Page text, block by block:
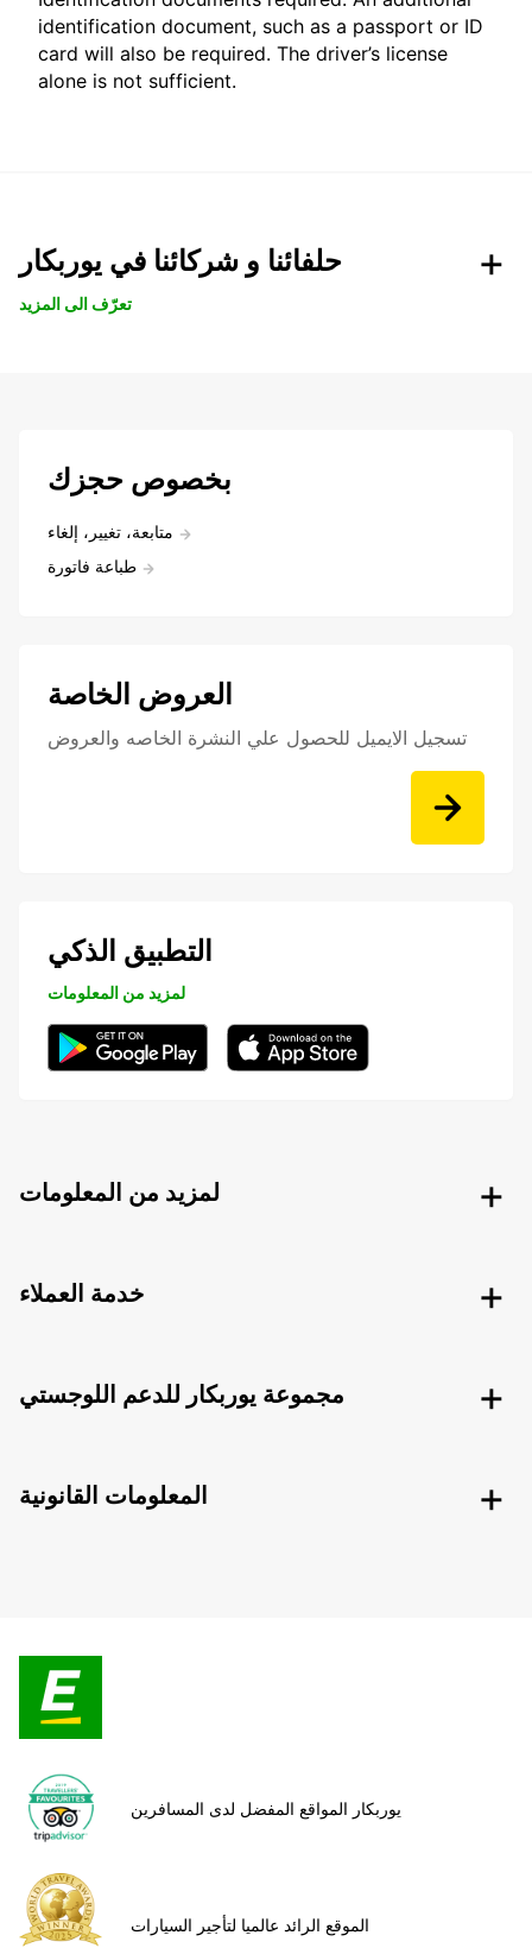
identification document, such as a passport or ID
card will also be required. The driver’s license
alone is not sufficient.
حلفائنا و شركائنا في يوربكار
تعرّف الى المزيد
بخصوص حجزك
متابعة، تغيير، إلغاء
طباعة فاتورة
العروض الخاصة
تسجيل الايميل للحصول علي النشرة الخاصه والعروض
التطبيق الذكي
لمزيد من المعلومات
لمزيد من المعلومات
خدمة العملاء
مجموعة يوربكار للدعم اللوجستي
المعلومات القانونية
يوربكار المواقع المفضل لدى المسافرين
الموقع الرائد عالميا لتأجير السيارات